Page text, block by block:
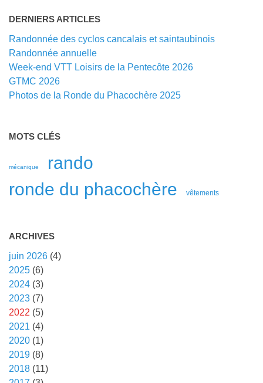
DERNIERS ARTICLES
Randonnée des cyclos cancalais et saintaubinois
Randonnée annuelle
Week-end VTT Loisirs de la Pentecôte 2026
GTMC 2026
Photos de la Ronde du Phacochère 2025
MOTS CLÉS
mécanique
rando
ronde du phacochère
vêtements
ARCHIVES
juin 2026 (4)
2025 (6)
2024 (3)
2023 (7)
2022 (5)
2021 (4)
2020 (1)
2019 (8)
2018 (11)